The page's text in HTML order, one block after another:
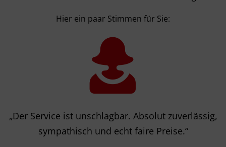
Hier ein paar Stimmen für Sie:
„Der Service ist unschlagbar. Absolut zuverlässig,
sympathisch und echt faire Preise.“
„Ich bin so froh, dass wir Euch haben. Der
Lieferservice ist wirklich eine große
„Kistenschleppen war gestern – ich lasse seit vier
Monaten liefern. Das bin ich mir wert.“
„Die Riesenauswahl ist größer als im Supermarkt.
Und dazu jede Menge Bio-Getränke, genial!“